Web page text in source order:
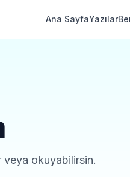
Ana SayfaYazılar
veya okuyabilirsin.